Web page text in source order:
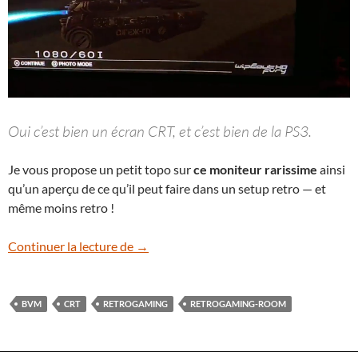
Oui c’est bien un écran CRT, et c’est bien de la PS3.
Je vous propose un petit topo surce moniteur rarissime ainsi
qu’un aperçu de ce qu’il peut faire dans un setup retro — et
même moins retro !
Continuer la lecture de [Retrogaming Room] Sony BVM-D24, le
→
BVM CRT RETROGAMING RETROGAMING-ROOM